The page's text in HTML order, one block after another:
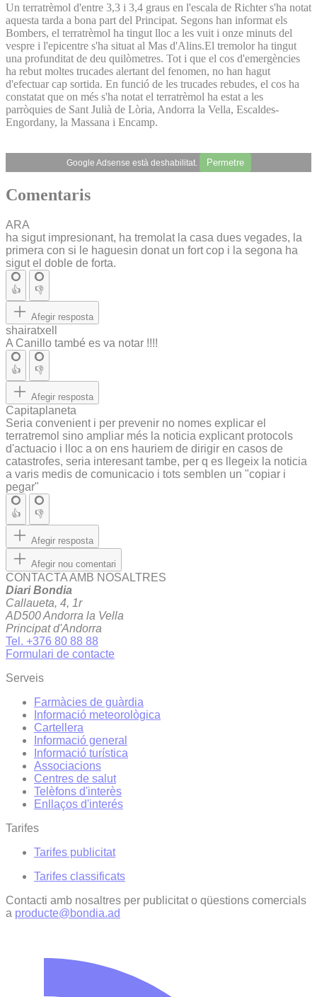
Un terratrèmol d'entre 3,3 i 3,4 graus en l'escala de Richter s'ha notat
aquesta tarda a bona part del Principat. Segons han informat els
Bombers, el terratrèmol ha tingut lloc a les vuit i onze minuts del
vespre i l'epicentre s'ha situat al Mas d'Alins.El tremolor ha tingut
una profunditat de deu quilòmetres. Tot i que el cos d'emergències
ha rebut moltes trucades alertant del fenomen, no han hagut
d'efectuar cap sortida. En funció de les trucades rebudes, el cos ha
constatat que on més s'ha notat el terratrèmol ha estat a les
parròquies de Sant Julià de Lòria, Andorra la Vella, Escaldes-
Engordany, la Massana i Encamp.
Google Adsense està deshabilitat. Permetre
Comentaris
ARA
ha sigut impresionant, ha tremolat la casa dues vegades, la
primera con si le haguesin donat un fort cop i la segona ha
sigut el doble de forta.
👍 👎
Afegir resposta
shairatxell
A Canillo també es va notar !!!!
👍 👎
Afegir resposta
Capitaplaneta
Seria convenient i per prevenir no nomes explicar el
terratremol sino ampliar més la noticia explicant protocols
d'actuacio i lloc a on ens hauriem de dirigir en casos de
catastrofes, seria interesant tambe, per q es llegeix la noticia
a varis medis de comunicacio i tots semblen un "copiar i
pegar"
👍 👎
Afegir resposta
Afegir nou comentari
CONTACTA AMB NOSALTRES
Diari Bondia
Callaueta, 4, 1r
AD500 Andorra la Vella
Principat d'Andorra
Tel. +376 80 88 88
Formulari de contacte
Serveis
Farmàcies de guàrdia
Informació meteorològica
Cartellera
Informació general
Informació turística
Associacions
Centres de salut
Telèfons d'interès
Enllaços d'interés
Tarifes
Tarifes publicitat
Tarifes classificats
Contacti amb nosaltres per publicitat o qüestions comercials
a producte@bondia.ad